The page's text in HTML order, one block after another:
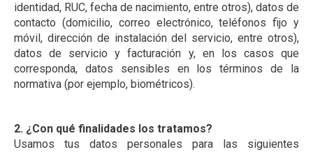
identidad, RUC, fecha de nacimiento, entre otros), datos de
contacto (domicilio, correo electrónico, teléfonos fijo y
móvil, dirección de instalación del servicio, entre otros),
datos de servicio y facturación y, en los casos que
corresponda, datos sensibles en los términos de la
normativa (por ejemplo, biométricos).
2. ¿Con qué finalidades los tratamos?
Usamos tus datos personales para las siguientes